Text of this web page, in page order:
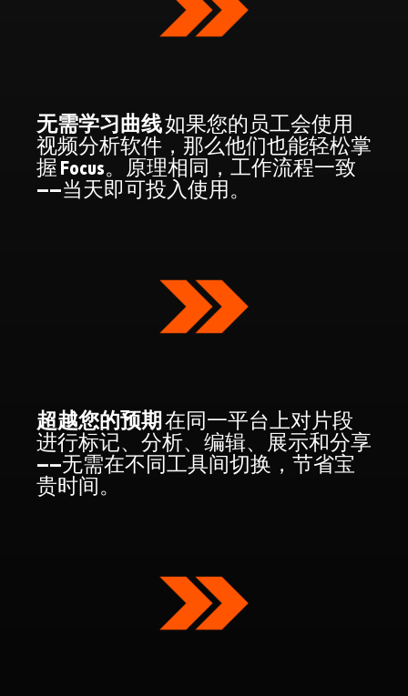
无需学习曲线如果您的员工会使用
视频分析软件，那么他们也能轻松掌
握 Focus。原理相同，工作流程一致
——当天即可投入使用。
超越您的预期 在同一平台上对片段
进行标记、分析、编辑、展示和分享
——无需在不同工具间切换，节省宝
贵时间。